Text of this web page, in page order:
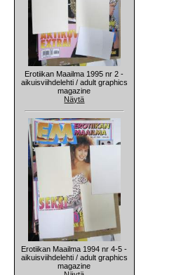
Erotiikan Maailma 1995 nr 2 -
aikuisviihdelehti / adult graphics
magazine
Näytä
Erotiikan Maailma 1994 nr 4-5 -
aikuisviihdelehti / adult graphics
magazine